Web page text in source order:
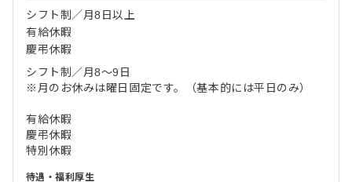
シフト制／月8日以上
有給休暇
慶弔休暇
シフト制／月8～9日
※月のお休みは曜日固定です。（基本的には平日のみ）
有給休暇
慶弔休暇
特別休暇
待遇・福利厚生